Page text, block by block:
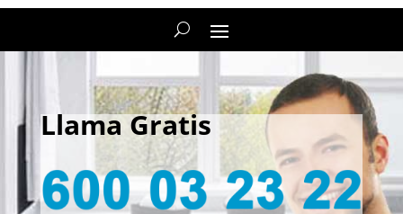
Llama Gratis